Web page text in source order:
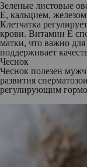
Зеленые листовые
Е, кальцием,
Клетчатка
крови. Витамин Е
матки, что важно
поддерживает
Чеснок
Чеснок полезен
развития
регулирующим